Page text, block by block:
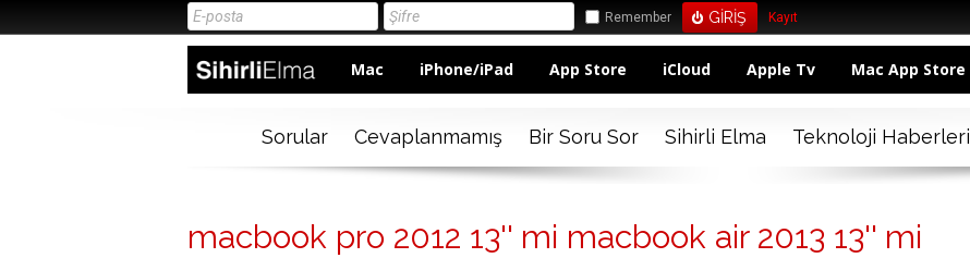
Remember Kayıt
Mac iPhone/iPad App Store iCloud Apple Tv Mac App Store
Sorular Cevaplanmamış Bir Soru Sor Sihirli Elma Teknoloji Haberleri
macbook pro 2012 13'' mi macbook air 2013 13'' mi